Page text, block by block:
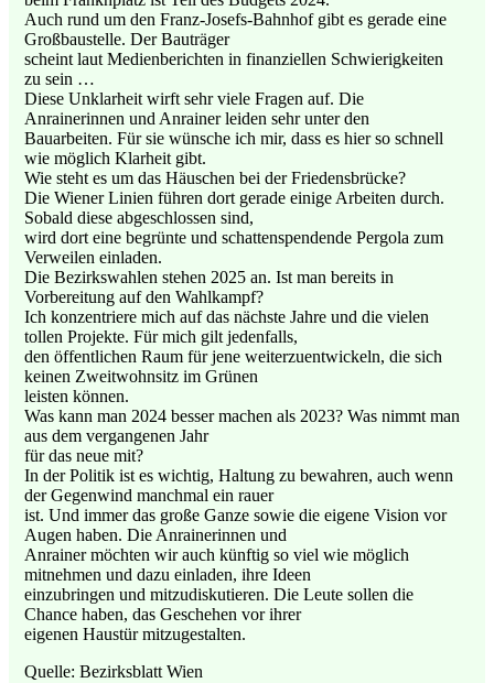
Auch rund um den Franz-Josefs-Bahnhof gibt es gerade eine
Großbaustelle. Der Bauträger
scheint laut Medienberichten in finanziellen Schwierigkeiten
zu sein …
Diese Unklarheit wirft sehr viele Fragen auf. Die
Anrainerinnen und Anrainer leiden sehr unter den
Bauarbeiten. Für sie wünsche ich mir, dass es hier so schnell
wie möglich Klarheit gibt.
Wie steht es um das Häuschen bei der Friedensbrücke?
Die Wiener Linien führen dort gerade einige Arbeiten durch.
Sobald diese abgeschlossen sind,
wird dort eine begrünte und schattenspendende Pergola zum
Verweilen einladen.
Die Bezirkswahlen stehen 2025 an. Ist man bereits in
Vorbereitung auf den Wahlkampf?
Ich konzentriere mich auf das nächste Jahre und die vielen
tollen Projekte. Für mich gilt jedenfalls,
den öffentlichen Raum für jene weiterzuentwickeln, die sich
keinen Zweitwohnsitz im Grünen
leisten können.
Was kann man 2024 besser machen als 2023? Was nimmt man
aus dem vergangenen Jahr
für das neue mit?
In der Politik ist es wichtig, Haltung zu bewahren, auch wenn
der Gegenwind manchmal ein rauer
ist. Und immer das große Ganze sowie die eigene Vision vor
Augen haben. Die Anrainerinnen und
Anrainer möchten wir auch künftig so viel wie möglich
mitnehmen und dazu einladen, ihre Ideen
einzubringen und mitzudiskutieren. Die Leute sollen die
Chance haben, das Geschehen vor ihrer
eigenen Haustür mitzugestalten.
Quelle: Bezirksblatt Wien